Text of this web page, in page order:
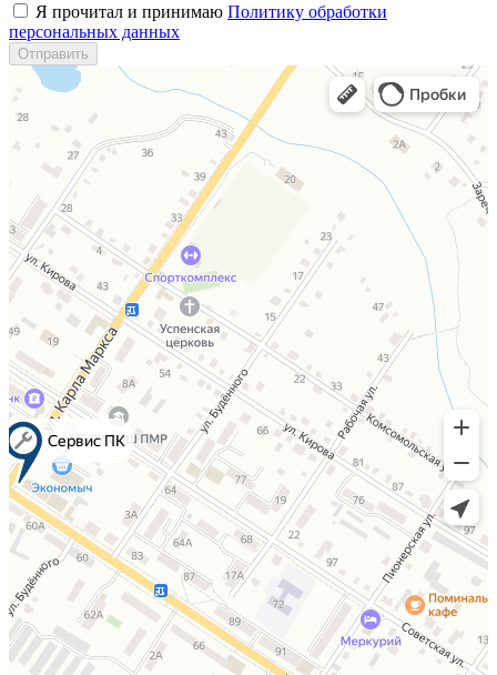
Я прочитал и принимаю Политику обработки
персональных данных
Отправить